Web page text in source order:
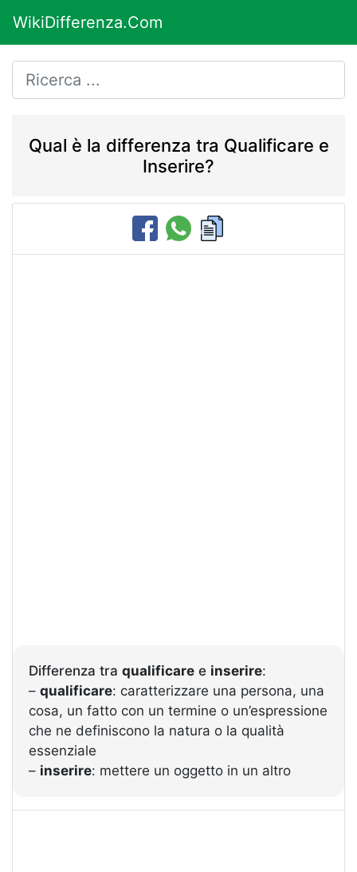
WikiDifferenza.Com
Qual è la differenza tra Qualificare e
Inserire?
Differenza tra qualificare e inserire:
– qualificare: caratterizzare una persona, una
cosa, un fatto con un termine o un’espressione
che ne definiscono la natura o la qualità
essenziale
– inserire: mettere un oggetto in un altro